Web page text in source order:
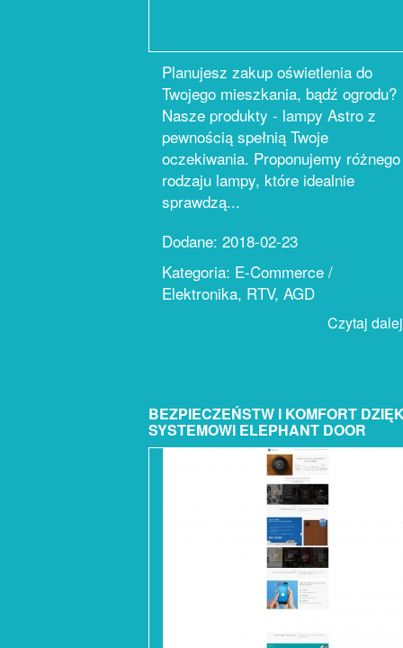
Planujesz zakup oświetlenia do
Twojego mieszkania, bądź ogrodu?
Nasze produkty - lampy Astro z
pewnością spełnią Twoje
oczekiwania. Proponujemy różnego
rodzaju lampy, które idealnie
sprawdzą...
Dodane: 2018-02-23
Kategoria: E-Commerce /
Elektronika, RTV, AGD
Czytaj
BEZPIECZEŃSTW I KOMFORT
SYSTEMOWI ELEPHANT DOOR